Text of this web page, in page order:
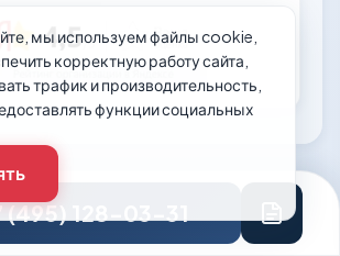
(495) 128-03-31
мы используем файлы cookie,
корректную работу сайта,
трафик и производительность,
функции социальных